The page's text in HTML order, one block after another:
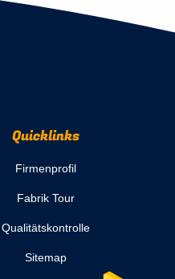
Quicklinks
Firmenprofil
Fabrik Tour
Qualitätskontrolle
Sitemap